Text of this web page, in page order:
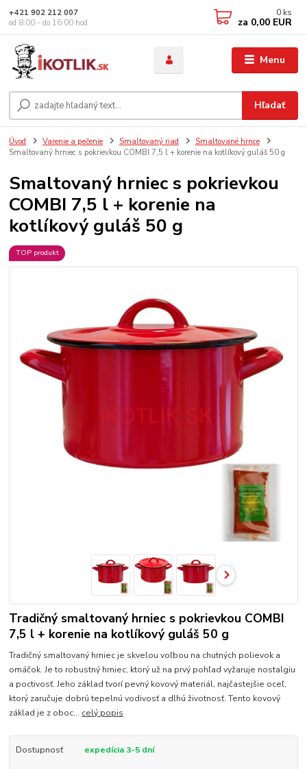
Menu
Hľadať
+421 902 212 007
od 8:00 - do 16:00 hod
0 ks
za 0,00 EUR
Úvod Varenie a pečenie Smaltovaný riad
Smaltované hrnce
Smaltovaný hrniec s pokrievkou COMBI 7,5 l + korenie na kotlíkový guláš 50 g
Smaltovaný hrniec s pokrievkou
COMBI 7,5 l + korenie na
kotlíkový guláš 50 g
TOP produkt
Tradičný smaltovaný hrniec s pokrievkou COMBI
7,5 l + korenie na kotlíkový guláš 50 g
Tradičný smaltovaný hrniec je skvelou voľbou na chutných polievok a
omáčok. Je to robustný hrniec, ktorý už na prvý pohľad vyžaruje nostalgiu
a poctivosť. Jeho základ tvorí pevný kovový materiál, najčastejšie oceľ,
ktorý zaručuje dobrú tepelnú vodivosť a dlhú životnosť. Tento kovový
základ je z oboc... celý popis
Dostupnosť expedícia 3-5 dní